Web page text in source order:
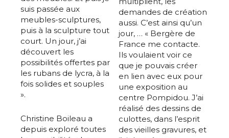
suis passée aux
meubles-sculptures,
puis à la sculpture tout
court. Un jour, j’ai
découvert les
possibilités offertes par
les rubans de lycra, à la
fois solides et souples
».
Christine Boileau a
depuis exploré toutes
demandes de création
aussi. C’est ainsi qu’un
jour, … « Bergère de
France me contacte.
Ils voulaient voir ce
que je pouvais créer
en lien avec eux pour
une exposition au
centre Pompidou. J’ai
réalisé des dessins de
culottes, dans l’esprit
des vieilles gravures, et